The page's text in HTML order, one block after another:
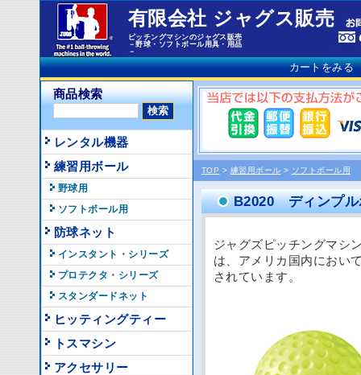
有限会社 ジャグス販売
ピッチングマシンのジャグス販売
－野球・ソフトボール用具・用品
－
カートをみる
商品検索
レンタル機器
練習用ボール
野球用
ソフトボール用
防球ネット
インスタント・シリーズ
プロテクタ・シリーズ
スタンダードネット
ヒッティングティー
トスマシン
アクセサリー
TOP > 練習用ボール > ソフトボール用
B2020 ディンプ
ジャグズピッチングマシ
は、アメリカ国内におい
されています。